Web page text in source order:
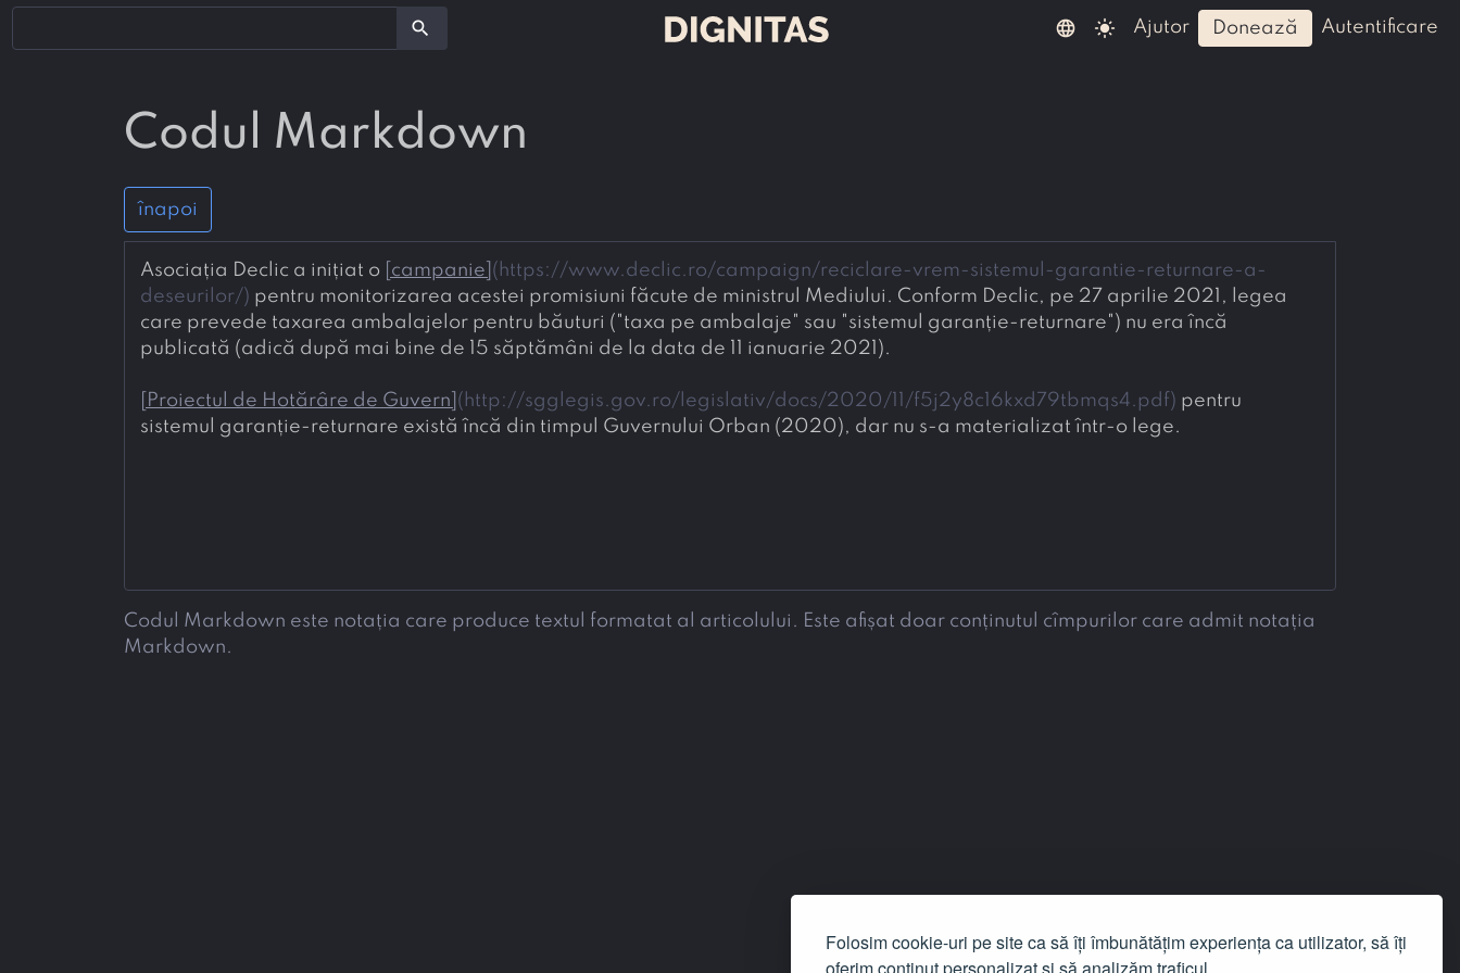
Folosim cookie-uri pe site ca să îți îmbunătățim experiența ca utilizator, să îți
search language light_mode ajutor donează autentificare
Codul Markdown
înapoi
Asociația Declic a inițiat o campanie ( https://www.declic.ro/campaign/reciclare-vrem-sistemul-garantie-returnare-a-
deseurilor/) pentru monitorizarea acestei promisiuni făcute de ministrul Mediului. Conform Declic, pe 27 aprilie 2021, legea
care prevede taxarea ambalajelor pentru băuturi ("taxa pe ambalaje" sau "sistemul garanție-returnare") nu era încă
publicată (adică după mai bine de 15 săptămâni de la data de 11 ianuarie 2021).
Proiectul de Hotărâre de Guvern ( http://sgglegis.gov.ro/legislativ/docs/2020/11/f5j2y8c16kxd79tbmqs4.pdf) pentru
sistemul garanție-returnare există încă din timpul Guvernului Orban (2020), dar nu s-a materializat într-o lege.
Codul Markdown este notația care produce textul formatat al articolului. Este afișat doar conținutul cîmpurilor care admit notația
Markdown.